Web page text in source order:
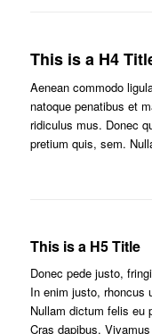
This is a H4
Aenean commodo
natoque penatibus et
ridiculus mus. Donec
pretium quis, sem.
This is a H5 Title
Donec pede justo,
In enim justo, rhoncus
Nullam dictum felis eu
Cras dapibus.